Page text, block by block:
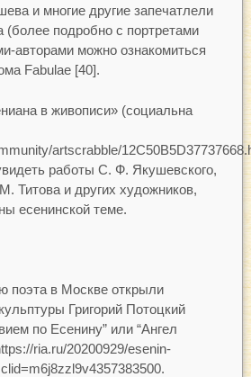
и многие другие запечатлели
подробно с портретами
авторами можно ознакомиться
Fabulae [40].
в живописи» (социальна
artscrabble/
работы С. Ф. Якушевского,
Титова и других художников,
есенинской теме.
поэта в Москве открыли
Григорий Потоцкий
по Есенину” или “Ангел
ria.ru/20200929/esenin-